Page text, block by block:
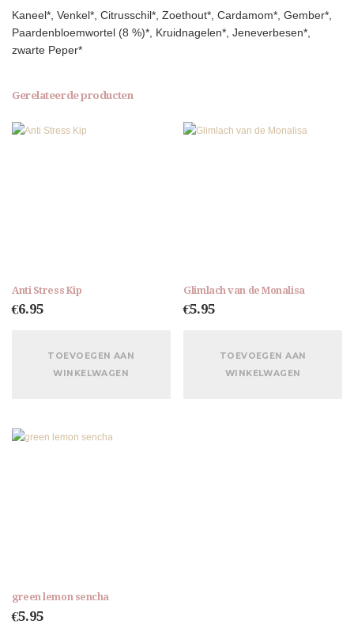
Kaneel*, Venkel*, Citrusschil*, Zoethout*, Cardamom*, Gember*,
Paardenbloemwortel (8 %)*, Kruidnagelen*, Jeneverbesen*,
zwarte Peper*
Gerelateerde producten
Anti Stress Kip
€6.95
TOEVOEGEN AAN
WINKELWAGEN
Glimlach van de Monalisa
€5.95
TOEVOEGEN AAN
WINKELWAGEN
green lemon sencha
€5.95